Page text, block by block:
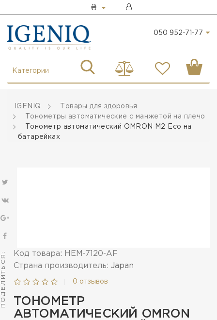
₴
050 952-71-77
Категории
IGENIQ
Товары для здоровья
Тонометры автоматические с манжетой на плечо
Тонометр автоматический OMRON M2 Eco на
батарейках
ПОДЕЛИТЬСЯ:
Код товара: HEM-7120-АF
Страна производитель: Japan
| 0 отзывов
ТОНОМЕТР
АВТОМАТИЧЕСКИЙ OMRON